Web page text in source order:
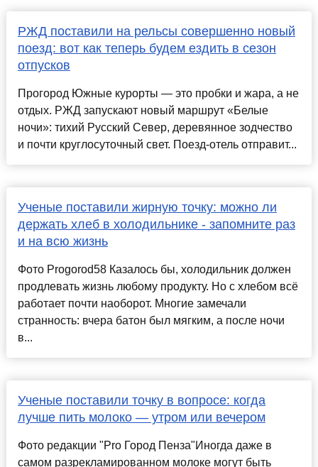
РЖД поставили на рельсы совершенно новый
поезд: вот как теперь будем ездить в сезон
отпусков
Прогород Южные курорты — это пробки и жара, а не
отдых. РЖД запускают новый маршрут «Белые
ночи»: тихий Русский Север, деревянное зодчество
и почти круглосуточный свет. Поезд-отель отправит...
Ученые поставили жирную точку: можно ли
держать хлеб в холодильнике - запомните раз
и на всю жизнь
Фото Progorod58 Казалось бы, холодильник должен
продлевать жизнь любому продукту. Но с хлебом всё
работает почти наоборот. Многие замечали
странность: вчера батон был мягким, а после ночи
в...
Ученые поставили точку в вопросе: когда
лучше пить молоко — утром или вечером
Фото редакции "Pro Город Пенза"Иногда даже в
самом разрекламированном молоке могут быть